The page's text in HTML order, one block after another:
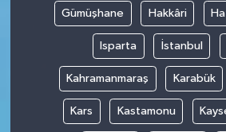
Gümüşhane Hakkâri
Isparta İstanbul
Kahramanmaraş Karabük
Kars Kastamonu